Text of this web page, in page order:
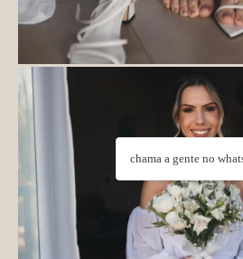
chama a gente no